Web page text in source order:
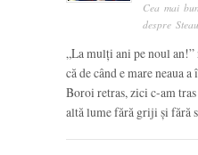
Cea mai
despre
„La mulți ani pe noul
că de când e mare neaua
Boroi retras, zici c-am
altă lume fără griji și fără